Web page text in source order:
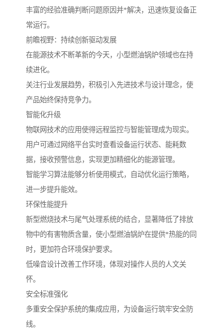
丰富的经验准确判断问题原因并*解决，迅速恢复设备正
常运行。
前瞻视野：持续创新驱动发展
在能源技术不断革新的今天，小型燃油锅炉领域也在持
续进化。
关注行业发展趋势，积极引入先进技术与设计理念，使
产品始终保持竞争力。
智能化升级
物联网技术的应用使得远程监控与智能管理成为现实。
用户可通过网络平台实时查看设备运行状态、能耗数
据，接收预警信息，实现更加精细化的能源管理。
智能学习算法能够分析使用模式，自动优化运行策略，
进一步提升能效。
环保性能提升
新型燃烧技术与尾气处理系统的结合，显著降低了排放
物中的有害物质含量，使小型燃油锅炉在提供*热能的同
时，更加符合环境保护要求。
低噪音设计改善工作环境，体现对操作人员的人文关
怀。
安全标准强化
多重安全保护系统的集成应用，为设备运行筑牢安全防
线。